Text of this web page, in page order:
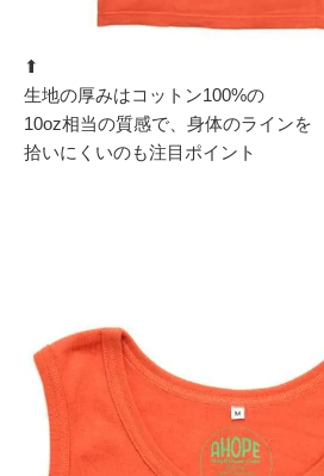
⬆︎
生地の厚みはコットン100%の
10oz相当の質感で、身体のラインを
拾いにくいのも注目ポイント